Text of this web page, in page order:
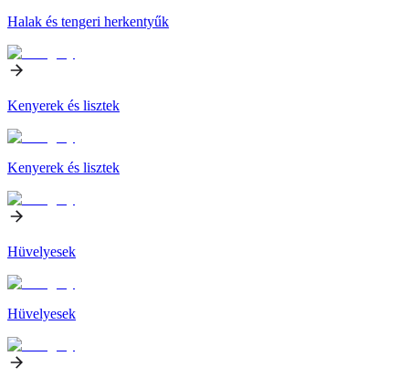
Halak és tengeri herkentyűk
Kenyerek és lisztek
Kenyerek és lisztek
Hüvelyesek
Hüvelyesek